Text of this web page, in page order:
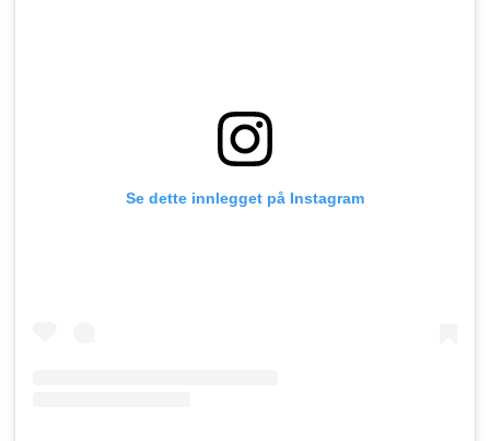
Se dette innlegget på Instagram